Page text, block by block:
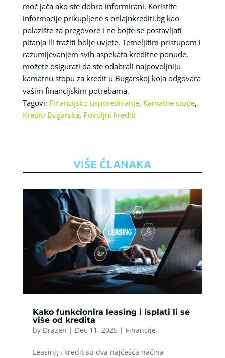
moć jača ako ste dobro informirani. Koristite
informacije prikupljene s onlajnkrediti.bg kao
polazište za pregovore i ne bojte se postavljati
pitanja ili tražiti bolje uvjete. Temeljitim pristupom i
razumijevanjem svih aspekata kreditne ponude,
možete osigurati da ste odabrali najpovoljniju
kamatnu stopu za kredit u Bugarskoj koja odgovara
vašim financijskim potrebama.
Tagovi: Financijsko uspoređivanje, Kamatne stope,
Krediti Bugarska, Povoljni krediti
VIŠE ČLANAKA
Kako funkcionira leasing i isplati li se
više od kredita
by Drazen | Dec 11, 2025| Financije
Leasing i kredit su dva najčešća načina